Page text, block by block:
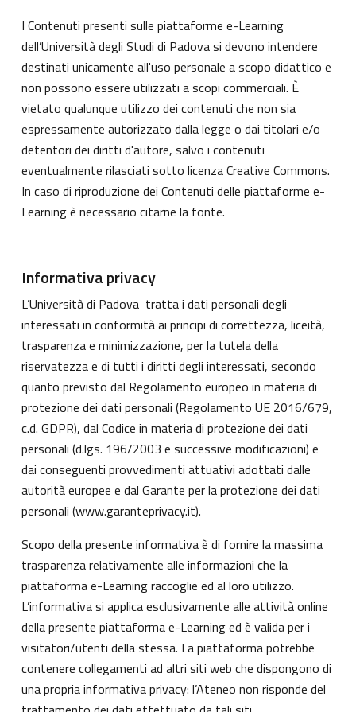
I Contenuti presenti sulle piattaforme e-Learning
dell’Università degli Studi di Padova si devono intendere
destinati unicamente all'uso personale a scopo didattico e
non possono essere utilizzati a scopi commerciali. È
vietato qualunque utilizzo dei contenuti che non sia
espressamente autorizzato dalla legge o dai titolari e/o
detentori dei diritti d'autore, salvo i contenuti
eventualmente rilasciati sotto licenza Creative Commons.
In caso di riproduzione dei Contenuti delle piattaforme e-
Learning è necessario citarne la fonte.
Informativa privacy
L’Università di Padova tratta i dati personali degli
interessati in conformità ai principi di correttezza, liceità,
trasparenza e minimizzazione, per la tutela della
riservatezza e di tutti i diritti degli interessati, secondo
quanto previsto dal Regolamento europeo in materia di
protezione dei dati personali (Regolamento UE 2016/679,
c.d. GDPR), dal Codice in materia di protezione dei dati
personali (d.lgs. 196/2003 e successive modificazioni) e
dai conseguenti provvedimenti attuativi adottati dalle
autorità europee e dal Garante per la protezione dei dati
personali (www.garanteprivacy.it).
Scopo della presente informativa è di fornire la massima
trasparenza relativamente alle informazioni che la
piattaforma e-Learning raccoglie ed al loro utilizzo.
L’informativa si applica esclusivamente alle attività online
della presente piattaforma e-Learning ed è valida per i
visitatori/utenti della stessa. La piattaforma potrebbe
contenere collegamenti ad altri siti web che dispongono di
una propria informativa privacy: l’Ateneo non risponde del